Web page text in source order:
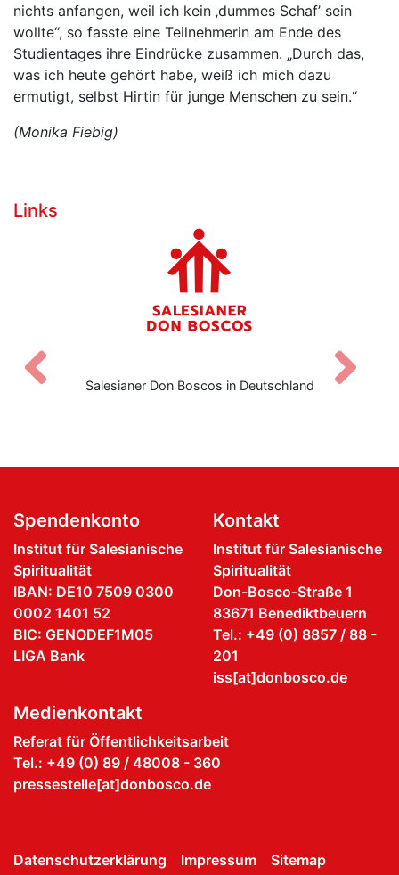
nichts anfangen, weil ich kein ‚dummes Schaf’ sein
wollte“, so fasste eine Teilnehmerin am Ende des
Studientages ihre Eindrücke zusammen. „Durch das,
was ich heute gehört habe, weiß ich mich dazu
ermutigt, selbst Hirtin für junge Menschen zu sein.“
(Monika Fiebig)
Links
Salesianer Don Boscos in Deutschland
Zurück
Spendenkonto
Institut für Salesianische
Spiritualität
IBAN: DE10 7509 0300
0002 1401 52
BIC: GENODEF1M05
LIGA Bank
Kontakt
Institut für Salesianische
Spiritualität
Don-Bosco-Straße 1
83671 Benediktbeuern
Tel.: +49 (0) 8857 / 88 -
201
iss[at]donbosco.de
Medienkontakt
Referat für Öffentlichkeitsarbeit
Tel.: +49 (0) 89 / 48008 - 360
pressestelle[at]donbosco.de
Datenschutzerklärung Impressum Sitemap